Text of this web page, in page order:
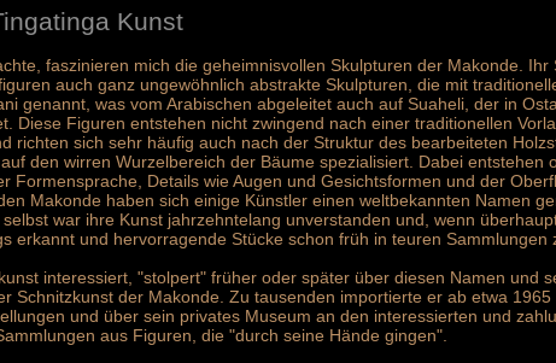
Kunst
faszinieren mich die geheimnisvollen Skulpturen der Makonde. Ihr
auch ganz ungewöhnlich abstrakte Skulpturen, die mit
genannt, was vom Arabischen abgeleitet auch auf Suaheli, der in
Diese Figuren entstehen nicht zwingend nach einer traditionellen
richten sich sehr häufig auch nach der Struktur des bearbeiteten
den wirren Wurzelbereich der Bäume spezialisiert. Dabei entstehen
Formensprache, Details wie Augen und Gesichtsformen und der
Makonde haben sich einige Künstler einen weltbekannten Namen
war ihre Kunst jahrzehntelang unverstanden und, wenn
erkannt und hervorragende Stücke schon früh in teuren Sammlungen
interessiert, "stolpert" früher oder später über diesen Namen und
Schnitzkunst der Makonde. Zu tausenden importierte er ab etwa
und über sein privates Museum an den interessierten und
aus Figuren, die "durch seine Hände gingen".